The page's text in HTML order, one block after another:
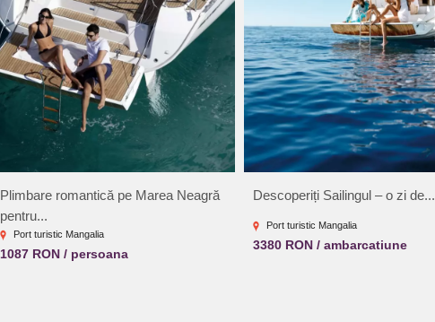
Plimbare romantică pe Marea Neagră
pentru...
Port turistic Mangalia
1087 RON / persoana
Descoperiți Sailingul – o zi de...
Port turistic Mangalia
3380 RON / ambarcatiune